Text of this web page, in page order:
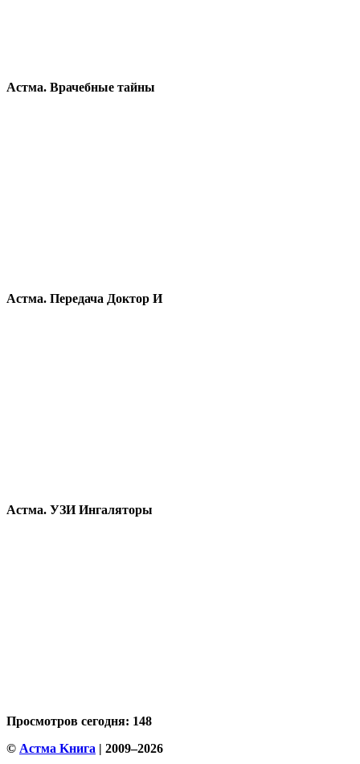
Астма. Врачебные тайны
Астма. Передача Доктор И
Астма. УЗИ Ингаляторы
Просмотров сегодня: 148
© Астма Kнига | 2009–2026